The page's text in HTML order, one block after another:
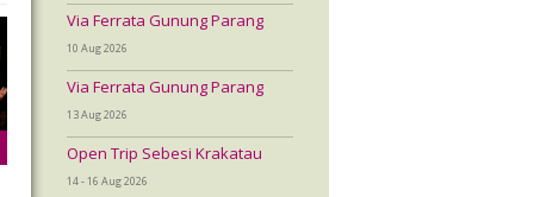
Via Ferrata Gunung Parang
10 Aug 2026
Via Ferrata Gunung Parang
13 Aug 2026
Open Trip Sebesi Krakatau
14 - 16 Aug 2026